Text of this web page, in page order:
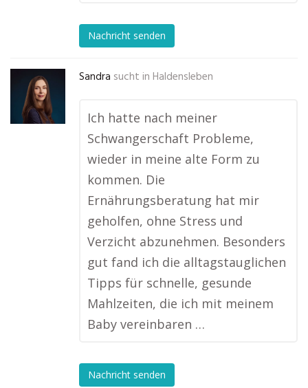
Nachricht senden
Sandra sucht in Haldensleben
Ich hatte nach meiner
Schwangerschaft Probleme,
wieder in meine alte Form zu
kommen. Die
Ernährungsberatung hat mir
geholfen, ohne Stress und
Verzicht abzunehmen. Besonders
gut fand ich die alltagstauglichen
Tipps für schnelle, gesunde
Mahlzeiten, die ich mit meinem
Baby vereinbaren …
Nachricht senden